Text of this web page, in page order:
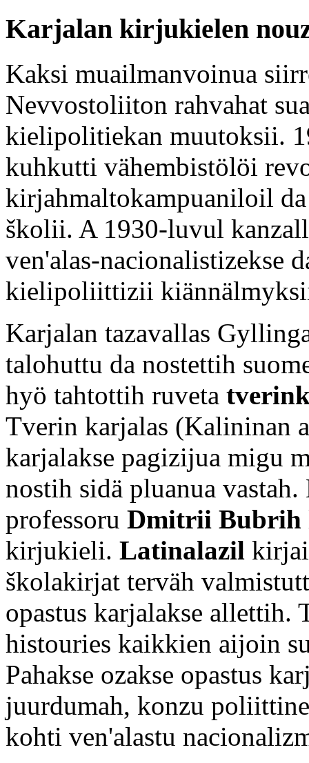
Karjalan kirjukielen
Kaksi muailmanvoinua
Nevvostoliiton rahvahat
kielipolitiekan muutoksii.
kuhkutti vähembistölöi
kirjahmaltokampuaniloil
školii. A 1930-luvul
ven'alas-nacionalistizekse
kielipoliittizii
Karjalan tazavallas
talohuttu da nostettih
hyö tahtottih ruveta
Tverin karjalas (Kalininan
karjalakse pagizijua migu
nostih sidä pluanua
professoru Dmitrii Bubrih
kirjukieli. Latinalazil
školakirjat terväh
opastus karjalakse allettih.
histouries kaikkien aijoin
Pahakse ozakse opastus
juurdumah, konzu
kohti ven'alastu